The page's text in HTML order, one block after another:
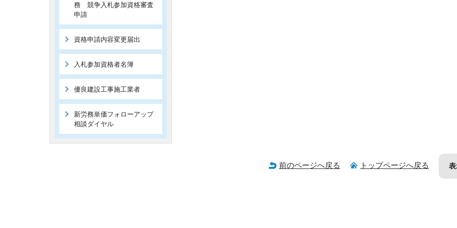
務 競争入札参加資格審査
申請
資格申請内容変更届出
入札参加資格者名簿
優良建設工事施工業者
新労務単価フォローアップ
相談ダイヤル
前のページへ戻る トップページへ戻る